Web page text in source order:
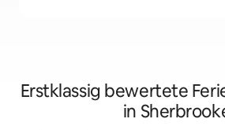
Erstklassig bewertete
in